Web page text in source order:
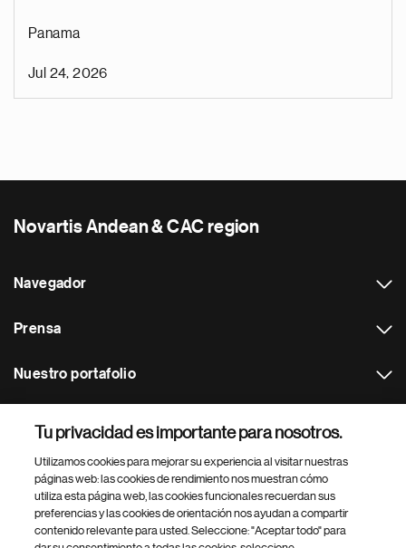
Panama
Jul 24, 2026
Novartis Andean & CAC region
Navegador
Prensa
Nuestro portafolio
Footer Site Search
Tu privacidad es importante para nosotros.
Utilizamos cookies para mejorar su experiencia al visitar nuestras
páginas web: las cookies de rendimiento nos muestran cómo
utiliza esta página web, las cookies funcionales recuerdan sus
preferencias y las cookies de orientación nos ayudan a compartir
contenido relevante para usted. Seleccione: "Aceptar todo" para